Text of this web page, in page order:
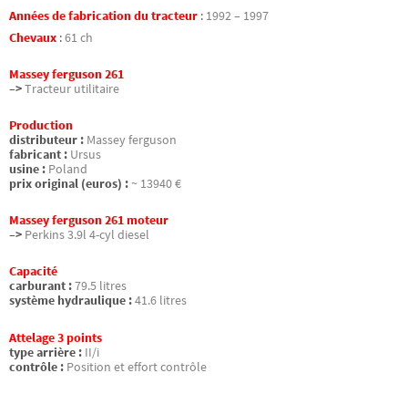
Années de fabrication du tracteur : 1992 – 1997
Chevaux :61 ch
Massey ferguson 261
–>Tracteur utilitaire
Production
distributeur : Massey ferguson
fabricant : Ursus
usine : Poland
prix original (euros) : ~ 13940 €
Massey ferguson 261 moteur
–> Perkins 3.9l 4-cyl diesel
Capacité
carburant :79.5 litres
système hydraulique :41.6 litres
Attelage 3 points
type arrière : II/i
contrôle : Position et effort contrôle